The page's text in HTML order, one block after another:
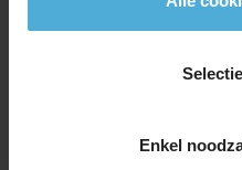
Enkel
235/40R19 96Y EXTRALOAD
235/45R19 99V